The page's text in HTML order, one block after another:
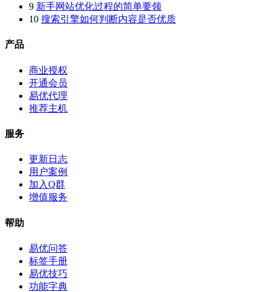
9 新手网站优化过程的简单要领
10 搜索引擎如何判断内容是否优质
产品
商业授权
开通会员
易优代理
推荐主机
服务
更新日志
用户案例
加入Q群
增值服务
帮助
易优问答
标签手册
易优技巧
功能字典